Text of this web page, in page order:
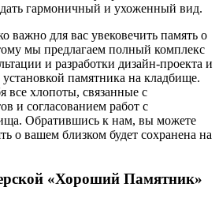
гармоничный и ухоженный вид.
важно для вас увековечить память о
мы предлагаем полный комплекс
и разработки дизайн-проекта и
установкой памятника на кладбище.
все хлопоты, связанные с
и согласованием работ с
Обратившись к нам, вы можете
о вашем близком будет сохранена на
«Хороший Памятник»